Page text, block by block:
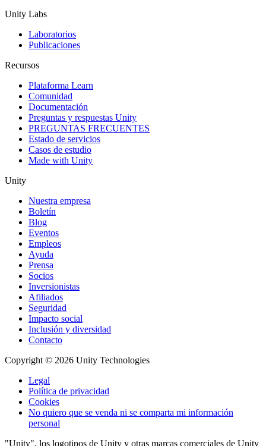
Unity Labs
Laboratorios
Publicaciones
Recursos
Plataforma Learn
Comunidad
Documentación
Preguntas y respuestas Unity
PREGUNTAS FRECUENTES
Estado de servicios
Casos de estudio
Made with Unity
Unity
Nuestra empresa
Boletín
Blog
Eventos
Empleos
Ayuda
Prensa
Socios
Inversionistas
Afiliados
Seguridad
Impacto social
Inclusión y diversidad
Contacto
Copyright © 2026 Unity Technologies
Legal
Política de privacidad
Cookies
No quiero que se venda ni se comparta mi información
personal
"Unity", los logotipos de Unity y otras marcas comerciales de Unity